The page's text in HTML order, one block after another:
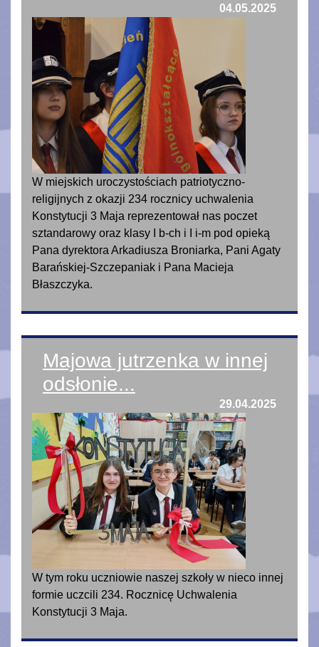
04.05.2025
W miejskich uroczystościach patriotyczno-
religijnych z okazji 234 rocznicy uchwalenia
Konstytucji 3 Maja reprezentował nas poczet
sztandarowy oraz klasy I b-ch i I i-m pod opieką
Pana dyrektora Arkadiusza Broniarka, Pani Agaty
Barańskiej-Szczepaniak i Pana Macieja
Błaszczyka.
Majowa jutrzenka w innej
odsłonie...
29.04.2025
W tym roku uczniowie naszej szkoły w nieco innej
formie uczcili 234. Rocznicę Uchwalenia
Konstytucji 3 Maja.